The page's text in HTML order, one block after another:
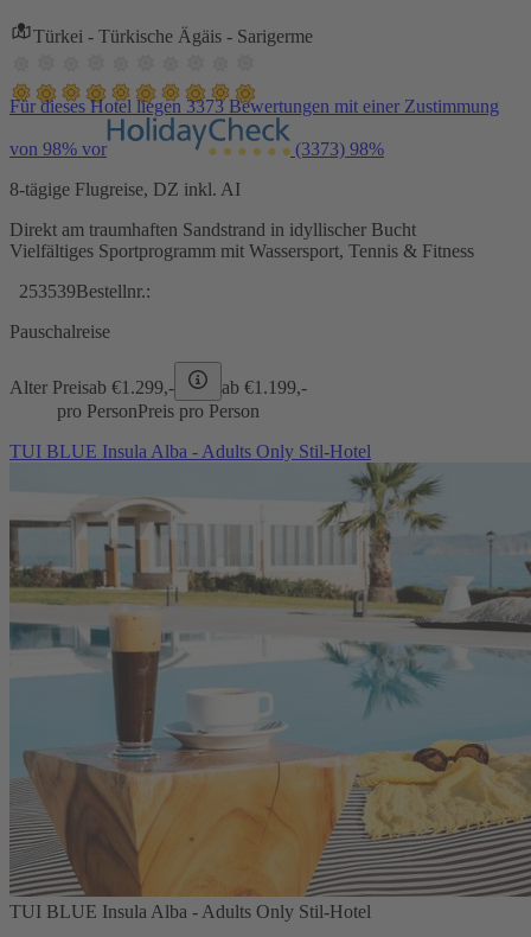
Türkei - Türkische Ägäis - Sarigerme
Für dieses Hotel liegen 3373 Bewertungen mit einer Zustimmung
von 98% vor (3373) 98%
8-tägige Flugreise, DZ inkl. AI
Direkt am traumhaften Sandstrand in idyllischer Bucht
Vielfältiges Sportprogramm mit Wassersport, Tennis & Fitness
253539Bestellnr.:
Pauschalreise
Alter Preisab €1.299,- ab €1.199,-
pro PersonPreis pro Person
TUI BLUE Insula Alba - Adults Only Stil-Hotel
TUI BLUE Insula Alba - Adults Only Stil-Hotel